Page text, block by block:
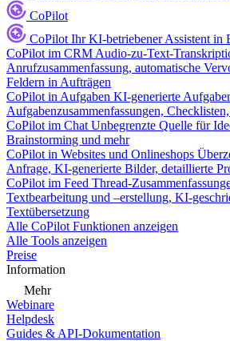
CoPilot
CoPilot Ihr KI-betriebener Assistent in
CoPilot im CRM Audio-zu-Text-
Anrufzusammenfassung, automatische
Feldern in Aufträgen
CoPilot in Aufgaben KI-generierte
Aufgabenzusammenfassungen,
CoPilot im Chat Unbegrenzte Quelle für
Brainstorming und mehr
CoPilot in Websites und Onlineshops
Anfrage, KI-generierte Bilder, detaillierte
CoPilot im Feed Thread-
Textbearbeitung und –erstellung, KI-
Textübersetzung
Alle CoPilot Funktionen anzeigen
Alle Tools anzeigen
Preise
Information
Mehr
Webinare
Helpdesk
Guides & API-Dokumentation